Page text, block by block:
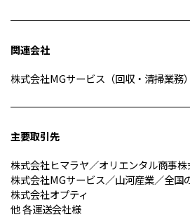
関連会社
株式会社MGサービス（回収・清掃業務）
主要取引先
株式会社ヒマラヤ／オリエンタル商事
株式会社MGサービス／山河産業／全国
株式会社オプティ
他 各運送会社様